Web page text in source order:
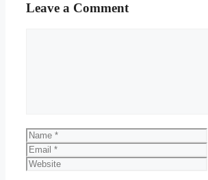
Leave a Comment
Name
Email
Website